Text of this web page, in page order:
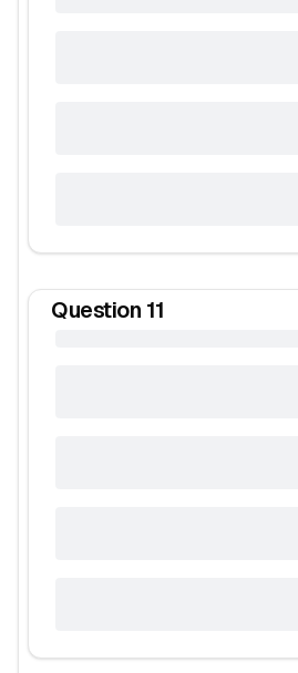
Question 11